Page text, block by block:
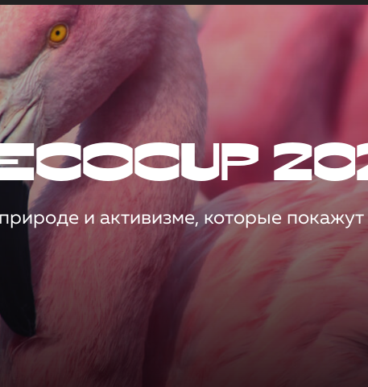
и активизме, которые